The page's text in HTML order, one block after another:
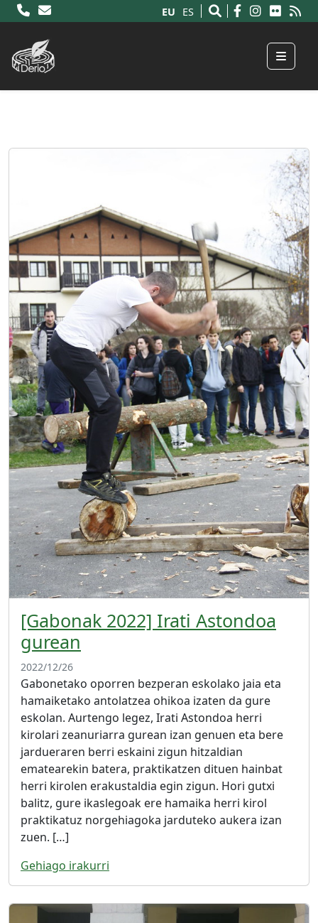
EU ES
Menu
[Gabonak 2022] Irati Astondoa
gurean
2022/12/26
Gabonetako oporren bezperan eskolako jaia eta
hamaiketako antolatzea ohikoa izaten da gure
eskolan. Aurtengo legez, Irati Astondoa herri
kirolari zeanuriarra gurean izan genuen eta bere
jardueraren berri eskaini zigun hitzaldian
ematearekin batera, praktikatzen dituen hainbat
herri kirolen erakustaldia egin zigun. Hori gutxi
balitz, gure ikaslegoak ere hamaika herri kirol
praktikatuz norgehiagoka jarduteko aukera izan
zuen. […]
Gehiago irakurri